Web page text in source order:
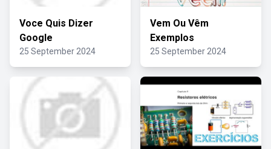
Voce Quis Dizer
Google
25 September 2024
Vem Ou Vêm
Exemplos
25 September 2024